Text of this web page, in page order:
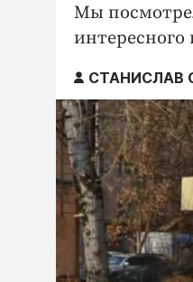
Мы
интересного
СТАНИСЛАВ